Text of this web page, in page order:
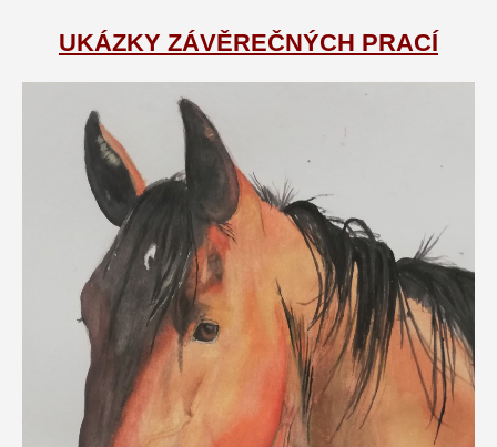
UKÁZKY ZÁVĚREČNÝCH PRACÍ